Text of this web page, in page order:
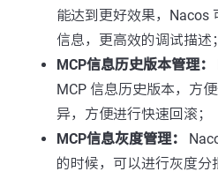
能达到更好效果，Nacos
信息，更高效的调试描述；
MCP信息历史版本管理：
MCP 信息历史版本，方
异，方便进行快速回滚；
MCP信息灰度管理：
的时候，可以进行灰度分